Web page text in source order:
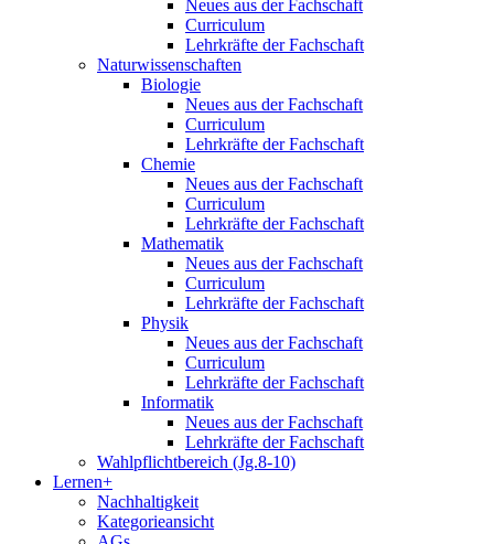
Neues aus der Fachschaft
Curriculum
Lehrkräfte der Fachschaft
Naturwissenschaften
Biologie
Neues aus der Fachschaft
Curriculum
Lehrkräfte der Fachschaft
Chemie
Neues aus der Fachschaft
Curriculum
Lehrkräfte der Fachschaft
Mathematik
Neues aus der Fachschaft
Curriculum
Lehrkräfte der Fachschaft
Physik
Neues aus der Fachschaft
Curriculum
Lehrkräfte der Fachschaft
Informatik
Neues aus der Fachschaft
Lehrkräfte der Fachschaft
Wahlpflichtbereich (Jg.8-10)
Lernen+
Nachhaltigkeit
Kategorieansicht